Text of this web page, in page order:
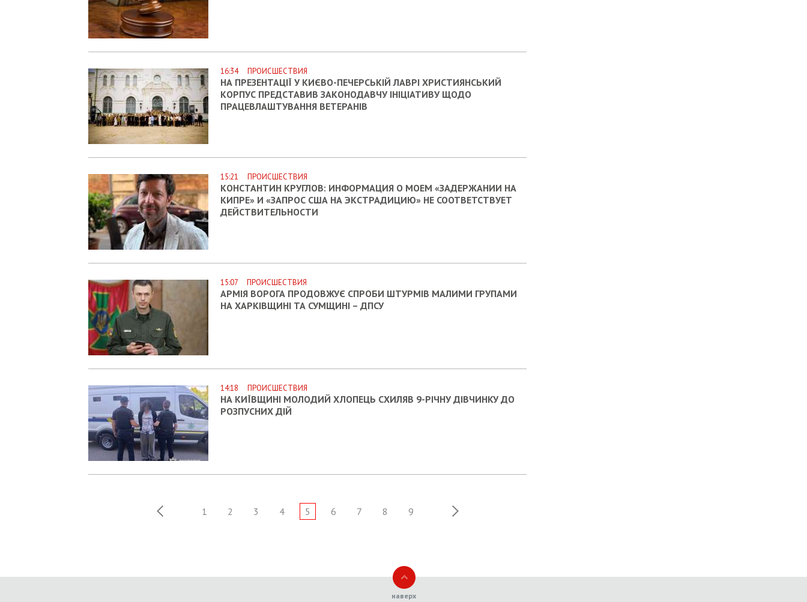
16:34 ПРОИСШЕСТВИЯ
НА ПРЕЗЕНТАЦІЇ У КИЄВО-ПЕЧЕРСЬКІЙ ЛАВРІ ХРИСТИЯНСЬКИЙ
КОРПУС ПРЕДСТАВИВ ЗАКОНОДАВЧУ ІНІЦІАТИВУ ЩОДО
ПРАЦЕВЛАШТУВАННЯ ВЕТЕРАНІВ
15:21 ПРОИСШЕСТВИЯ
КОНСТАНТИН КРУГЛОВ: ИНФОРМАЦИЯ О МОЕМ «ЗАДЕРЖАНИИ НА
КИПРЕ» И «ЗАПРОС США НА ЭКСТРАДИЦИЮ» НЕ СООТВЕТСТВУЕТ
ДЕЙСТВИТЕЛЬНОСТИ
15:07 ПРОИСШЕСТВИЯ
АРМІЯ ВОРОГА ПРОДОВЖУЄ СПРОБИ ШТУРМІВ МАЛИМИ ГРУПАМИ
НА ХАРКІВЩИНІ ТА СУМЩИНІ – ДПСУ
14:18 ПРОИСШЕСТВИЯ
НА КИЇВЩИНІ МОЛОДИЙ ХЛОПЕЦЬ СХИЛЯВ 9-РІЧНУ ДІВЧИНКУ ДО
РОЗПУСНИХ ДІЙ
1 2 3 4 5 6 7 8 9
наверх